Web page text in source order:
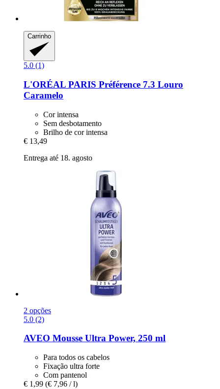
Carrinho
5.0 (1)
L'ORÉAL PARIS Préférence 7.3 Louro
Caramelo
Cor intensa
Sem desbotamento
Brilho de cor intensa
€ 13,49
Entrega até 18. agosto
2 opções
5.0 (2)
AVEO Mousse Ultra Power, 250 ml
Para todos os cabelos
Fixação ultra forte
Com pantenol
€ 1,99 (€ 7,96 / l)